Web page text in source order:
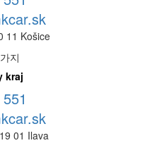
11 Košice
지
kraj
01 Ilava